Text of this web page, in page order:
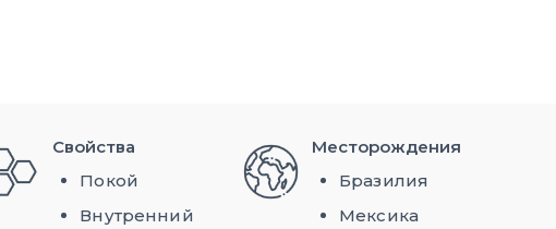
Свойства
Покой
Внутренний
Месторождения
Бразилия
Мексика